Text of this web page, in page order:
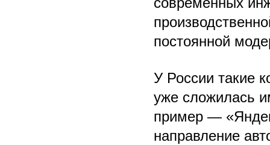
постоянной
У России такие
уже сложилась
пример —
направление